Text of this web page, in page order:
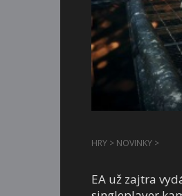
HRY > NOVINKY >
EA už zajtra